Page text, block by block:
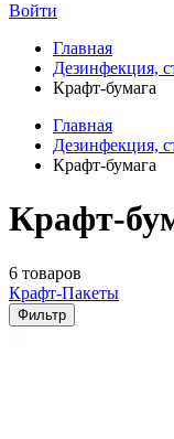
Войти
Главная
Дезинфекция,
Крафт-бумага
Главная
Дезинфекция,
Крафт-бумага
Крафт-
6 товаров
Крафт-Пакеты
Фильтр